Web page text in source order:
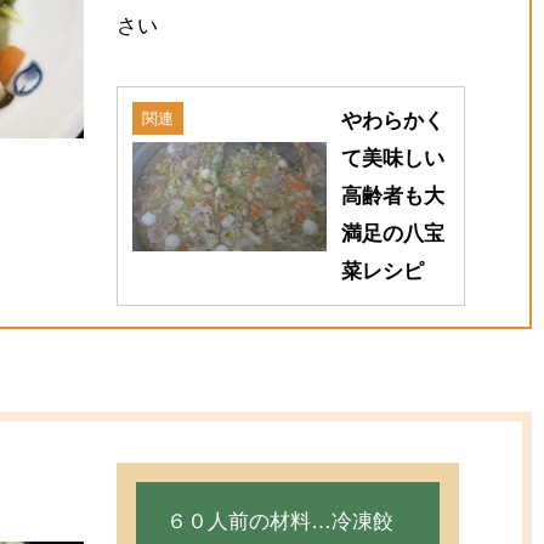
さい
関連
やわらかく
て美味しい
高齢者も大
満足の八宝
菜レシピ
６０人前の材料…冷凍餃